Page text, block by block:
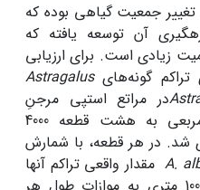
جمعیت­ گیاهی بوده که
آن توسعه یافته که
زیادی است. برای ارزیابی
تراکم گونه‌هایAstragalus
در مراتع استپی مرجنِ
بروجن، مساحتی 32000 مترمربعی به هشت قطعه 4000
شد. در هر قطعه، با شمارش
A. مقدار واقعی تراکم آن­ها